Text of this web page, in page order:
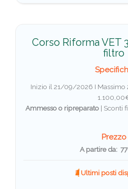
Corso Riforma VET
filtro
Inizio il 21/09/2026 I Massimo
Ammesso o ripreparato | Sconti
Prezzo
A partire da:
Ultimi posti